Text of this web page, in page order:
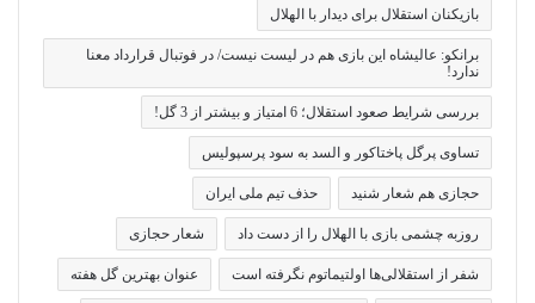
بازیکنان استقلال برای دیدار با الهلال
برانکو: عالیشاه این بازی هم در لیست نیست/ در فوتبال قرارداد معنا
ندارد!
بررسی شرایط صعود استقلال؛ 6 امتیاز و بیشتر از 3 گل!
تساوی پرگل پاختاکور و السد به سود پرسپولیس
حجازی هم شعار شنید حذف تیم ملی ایران
روزبه چشمی بازی با الهلال را از دست داد شعار حجازی
شفر از استقلالی‌ها اولتیماتوم نگرفته است عنوان بهترین گل هفته